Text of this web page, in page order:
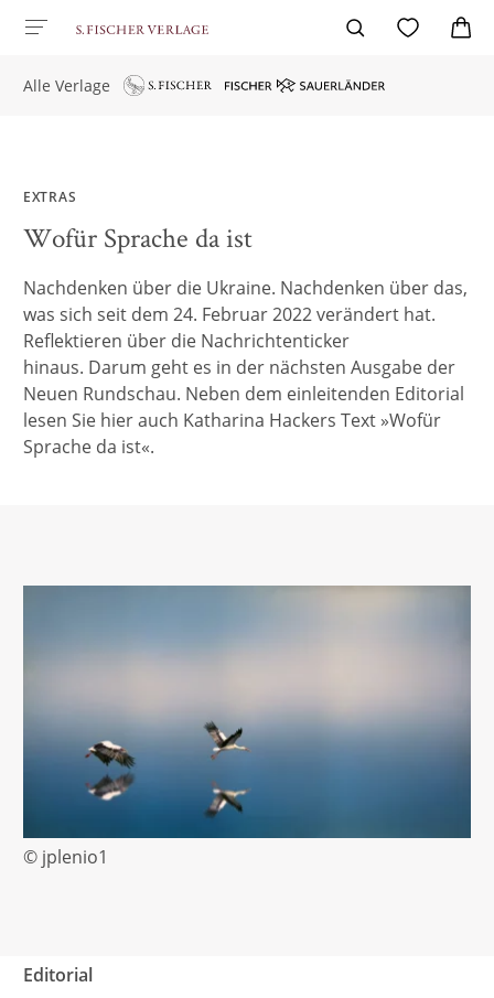
Alle Verlage
EXTRAS
Wofür Sprache da ist
Nachdenken über die Ukraine. Nachdenken über das,
was sich seit dem 24. Februar 2022 verändert hat.
Reflektieren über die Nachrichtenticker
hinaus. Darum geht es in der nächsten Ausgabe der
Neuen Rundschau. Neben dem einleitenden Editorial
lesen Sie hier auch Katharina Hackers Text »Wofür
Sprache da ist«.
© jplenio1
Editorial